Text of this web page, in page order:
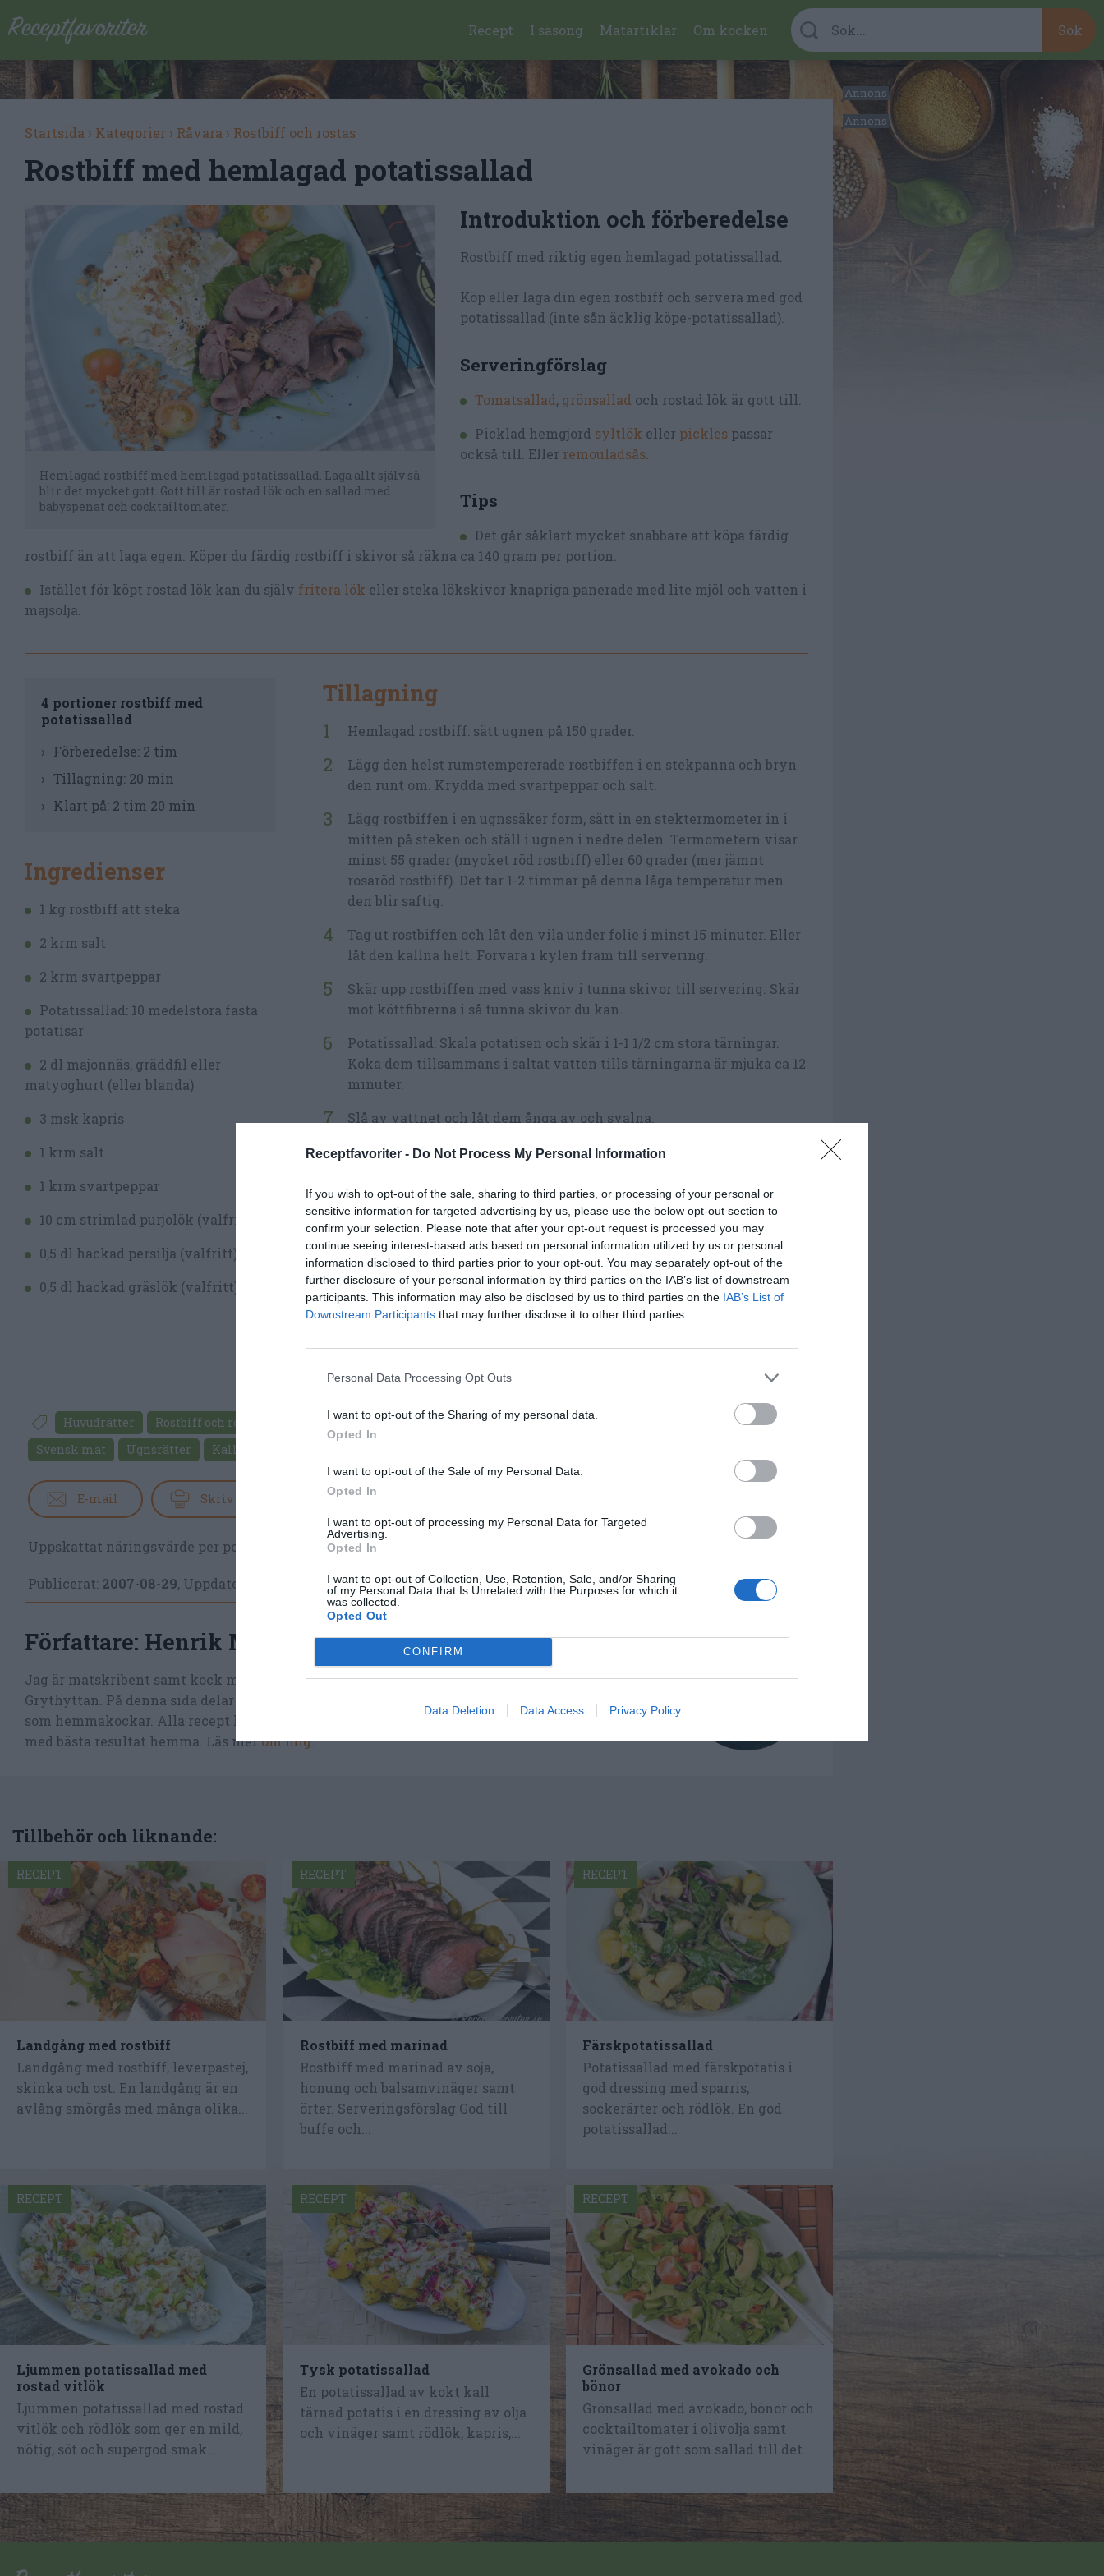
Receptfavoriter - Do Not Process My Personal Information
If you wish to opt-out of the sale, sharing to third parties, or processing of your personal or
sensitive information for targeted advertising by us, please use the below opt-out section to
confirm your selection. Please note that after your opt-out request is processed you may
continue seeing interest-based ads based on personal information utilized by us or personal
information disclosed to third parties prior to your opt-out. You may separately opt-out of the
further disclosure of your personal information by third parties on the IAB’s list of downstream
participants. This information may also be disclosed by us to third parties on the IAB’s List of
Downstream Participants that may further disclose it to other third parties.
Personal Data Processing Opt Outs
I want to opt-out of the Sharing of my personal data.
Opted In
I want to opt-out of the Sale of my Personal Data.
Opted In
I want to opt-out of processing my Personal Data for Targeted
Advertising.
Opted In
I want to opt-out of Collection, Use, Retention, Sale, and/or Sharing
of my Personal Data that Is Unrelated with the Purposes for which it
was collected.
Opted Out
CONFIRM
Data Deletion Data Access Privacy Policy
Recept I säsong Matartiklar Om kocken
Startsida › Kategorier › Råvara › Rostbiff och rostas
Rostbiff med hemlagad potatissallad
Hemlagad rostbiff med hemlagad potatissallad. Laga allt själv så
blir det mycket gott. Gott till är rostad lök och en sallad med
babyspenat och cocktailtomater.
Introduktion och förberedelse
Rostbiff med riktig egen hemlagad potatissallad.
Köp eller laga din egen rostbiff och servera med god
potatissallad (inte sån äcklig köpe-potatissallad).
Serveringförslag
Tomatsallad, grönsallad och rostad lök är gott till.
Picklad hemgjord syltlök eller pickles passar
också till. Eller remouladsås
Tips
Det går såklart mycket snabbare att köpa färdig
rostbiff än att laga egen. Köper du färdig rostbiff i skivor så räkna ca 140 gram per portion.
Istället för köpt rostad lök kan du själv fritera lök eller steka lökskivor knapriga panerade med lite mjöl och vatten i
majsolja.
4 portioner rostbiff med
potatissallad
Förberedelse: 2 tim
Tillagning: 20 min
Klart på: 2 tim 20 min
Ingredienser
1 kg rostbiff att steka
2 krm salt
2 krm svartpeppar
Potatissallad: 10 medelstora fasta
potatisar
2 dl majonnäs, gräddfil eller
matyoghurt (eller blanda)
3 msk kapris
1 krm salt
1 krm svartpeppar
10 cm strimlad purjolök (valfritt)
0,5 dl hackad persilja (valfritt)
0,5 dl hackad gräslök (valfritt)
Tillagning
Hemlagad rostbiff: sätt ugnen på 150 grader.
Lägg den helst rumstempererade rostbiffen i en stekpanna och bryn
den runt om. Krydda med svartpeppar och salt.
Lägg rostbiffen i en ugnssäker form, sätt in en stektermometer in i
mitten på steken och ställ i ugnen i nedre delen. Termometern visar
minst 55 grader (mycket röd rostbiff) eller 60 grader (mer jämnt
rosaröd rostbiff). Det tar 1-2 timmar på denna låga temperatur men
den blir saftig.
Tag ut rostbiffen och låt den vila under folie i minst 15 minuter. Eller
låt den kallna helt. Förvara i kylen fram till servering.
Skär upp rostbiffen med vass kniv i tunna skivor till servering. Skär
mot köttfibrerna i så tunna skivor du kan.
Potatissallad: Skala potatisen och skär i 1-1 1/2 cm stora tärningar.
Koka dem tillsammans i saltat vatten tills tärningarna är mjuka ca 12
minuter.
Slå av vattnet och låt dem ånga av och svalna.
Blanda potatis med majonnäs, gräddfil eller matyoghurt (eller blanda
Skölj och strimla purjolök och tillsätt den.
Kapris, hackad persilja eller gräslök passar också.
Servera rostiffen med potatissalladen, rostad lök och gärna en
grönsallad eller babyspenat till samt lite halverade cocktailtomater.
Huvudrätter Rostbiff och rostas Majonnäs
Vardag
Svensk mat
Ugnsrätter Kall mat
E-mail Skriv ut
Uppskattat näringsvärde per portion: 339 kcal
Publicerat: 2007-08-29, Uppdaterat: 2022-06-16
Författare: Henrik Mattsson
Jag är matskribent samt kock med en fil. kand i Måltidsvetenskap från restauranghögskolan i
Grythyttan. På denna sida delar jag med mig av tusentals olika recept för alla smaker - noviser
som hemmakockar. Alla recept har jag provlagat, skrivit och fotat så att du ska kunna laga dem
med bästa resultat hemma. Läs merom mig.
Tillbehör och liknande:
Landgång med rostbiff
Landgång med rostbiff, leverpastej,
skinka och ost. En landgång är en
avlång smörgås med många olika...
RECEPT
Rostbiff med marinad
Rostbiff med marinad av soja,
honung och balsamvinäger samt
örter. Serveringsförslag God till
buffe och...
RECEPT
Färskpotatissallad
Potatissallad med färskpotatis i
god dressing med sparris,
sockerärter och rödlök. En god
potatissallad...
RECEPT
Ljummen potatissallad med
rostad vitlök
Ljummen potatissallad med rostad
vitlök och rödlök som ger en mild,
nötig, söt och supergod smak...
RECEPT
Tysk potatissallad
En potatissallad av kokt kall
tärnad potatis i en dressing av olja
och vinäger samt rödlök, kapris,...
RECEPT
Grönsallad med avokado och
bönor
Grönsallad med avokado, bönor och
cocktailtomater i olivolja samt
vinäger är gott som sallad till det...
RECEPT